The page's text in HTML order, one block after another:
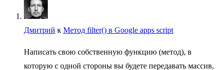
Дмитрий к Метод filter() в Google apps script
Написать свою собственную функцию (метод), в
которую с одной стороны вы будете передавать массив,